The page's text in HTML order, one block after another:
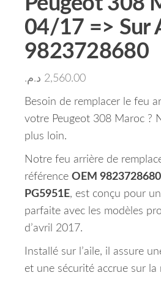
04/17 => Sur
9823728680
2,560.00 د.م.
Besoin de remplacer le feu
votre Peugeot 308 Maroc ?
plus loin.
Notre feu arrière de
référence OEM 9823728680
PG5951E, est conçu pour
parfaite avec les modèles
d’avril 2017.
Installé sur l’aile, il assure
et une sécurité accrue sur la